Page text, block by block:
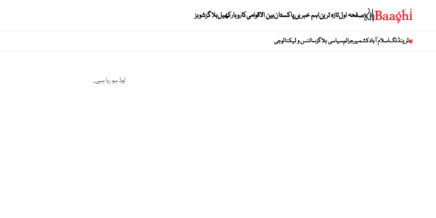
صفحہ اولتازہ تریناہم خبریںپاکستانبین الاقوامیکاروبارکھیلبلاگزشوبز
ٹرینڈنگاسلام آبادکشمیرجرائمسیاسی بلاگزسائنس و ٹیکنالوجی
لوڈ ہو رہا ہے...